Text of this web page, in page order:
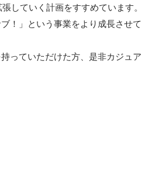
していく計画をすすめています
！」という事業をより成長させ
っていただけた方、是非カジュ